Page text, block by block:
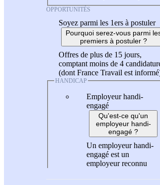
OPPORTUNITÉS
Soyez parmi les 1ers à postuler
Pourquoi serez-vous parmi
premiers à postuler ?
Offres de plus de 15 jours,
comptant moins de 4
(dont France Travail est
HANDICAP
Employeur handi-
engagé
Qu'est-ce qu'un
employeur handi-
engagé ?
Un employeur handi-
engagé est un
employeur reconnu